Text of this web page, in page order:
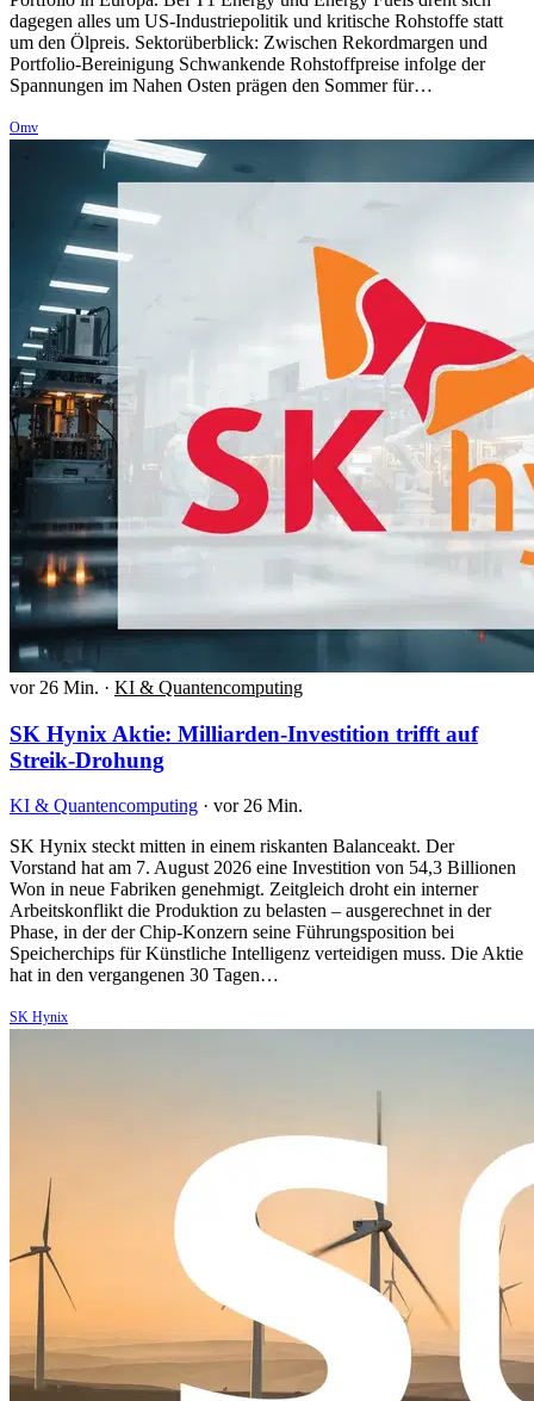
dagegen alles um US-Industriepolitik und kritische Rohstoffe statt
um den Ölpreis. Sektorüberblick: Zwischen Rekordmargen und
Portfolio-Bereinigung Schwankende Rohstoffpreise infolge der
Spannungen im Nahen Osten prägen den Sommer für…
Omv
vor 26 Min. · KI & Quantencomputing
SK Hynix Aktie: Milliarden-Investition trifft auf
Streik-Drohung
KI & Quantencomputing · vor 26 Min.
SK Hynix steckt mitten in einem riskanten Balanceakt. Der
Vorstand hat am 7. August 2026 eine Investition von 54,3 Billionen
Won in neue Fabriken genehmigt. Zeitgleich droht ein interner
Arbeitskonflikt die Produktion zu belasten – ausgerechnet in der
Phase, in der der Chip-Konzern seine Führungsposition bei
Speicherchips für Künstliche Intelligenz verteidigen muss. Die Aktie
hat in den vergangenen 30 Tagen…
SK Hynix